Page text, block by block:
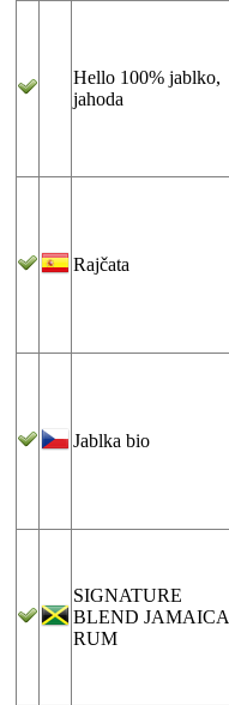
Hello 100% jablko,
jahoda
Rajčata
Jablka bio
SIGNATURE
BLEND JAMAICA
RUM